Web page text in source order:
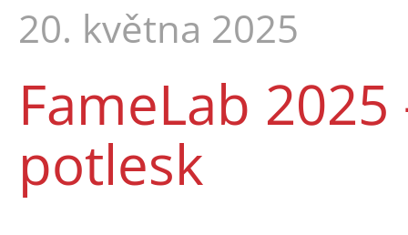
20. května 2025
FameLab
potlesk